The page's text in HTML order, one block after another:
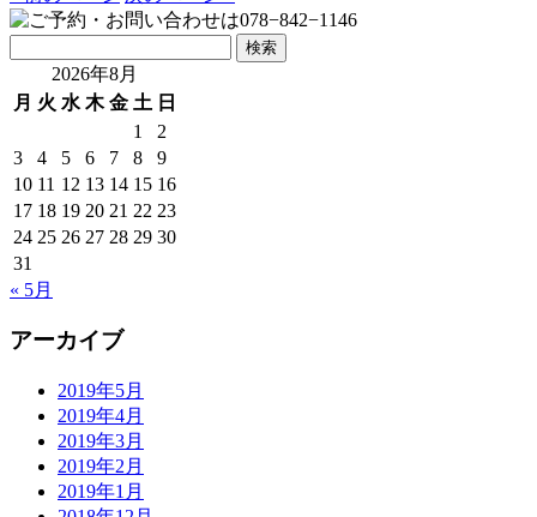
2026年8月
月 火 水 木 金 土 日
1
2
3
4 5 6 7 8
9
10 11 12 13 14 15 16
17 18 19 20 21 22 23
24 25 26 27 28 29 30
31
« 5月
アーカイブ
2019年5月
2019年4月
2019年3月
2019年2月
2019年1月